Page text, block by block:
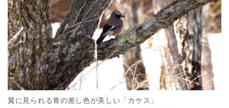
翼に見られる青の差し色が美しい「カケス」